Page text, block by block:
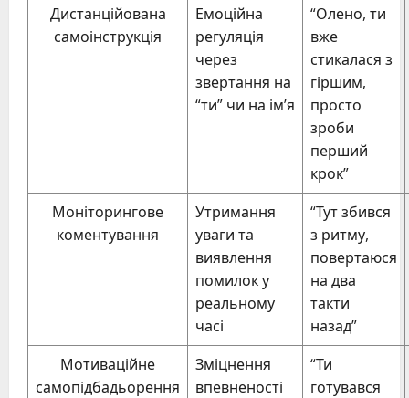
Дистанційована
самоінструкція
Емоційна
регуляція
через
звертання на
“ти” чи на ім’я
“Олено, ти
вже
стикалася з
гіршим,
просто
зроби
перший
крок”
Моніторингове
коментування
Утримання
уваги та
виявлення
помилок у
реальному
часі
“Тут збився
з ритму,
повертаюся
на два
такти
назад”
Мотиваційне
самопідбадьорення
Зміцнення
впевненості
“Ти
готувався